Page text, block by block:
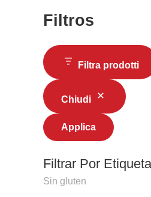
Filtros
Filtra prodotti
Chiudi
Applica
Filtrar Por Etiqueta
Sin gluten